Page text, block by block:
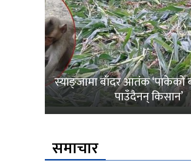
स्याङ्जामा बाँदर आतंक ‘पाकेको
पाउँदैनन् किसान’
समाचार